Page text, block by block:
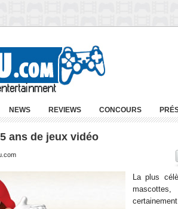
NEWS REVIEWS CONCOURS
ans de jeux vidéo
La plus